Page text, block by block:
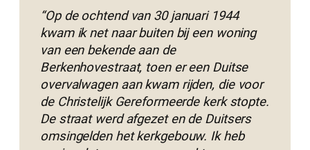
“Op de ochtend van 30 januari 1944
kwam ik net naar buiten bij een woning
van een bekende aan de
Berkenhovestraat, toen er een Duitse
overvalwagen aan kwam rijden, die voor
de Christelijk Gereformeerde kerk stopte.
De straat werd afgezet en de Duitsers
omsingelden het kerkgebouw. Ik heb